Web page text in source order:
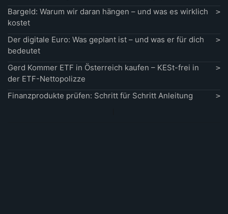
Bargeld: Warum wir daran hängen – und was es wirklich
kostet
Der digitale Euro: Was geplant ist – und was er für dich
bedeutet
Gerd Kommer ETF in Österreich kaufen – KESt-frei in
der ETF-Nettopolizze
Finanzprodukte prüfen: Schritt für Schritt Anleitung